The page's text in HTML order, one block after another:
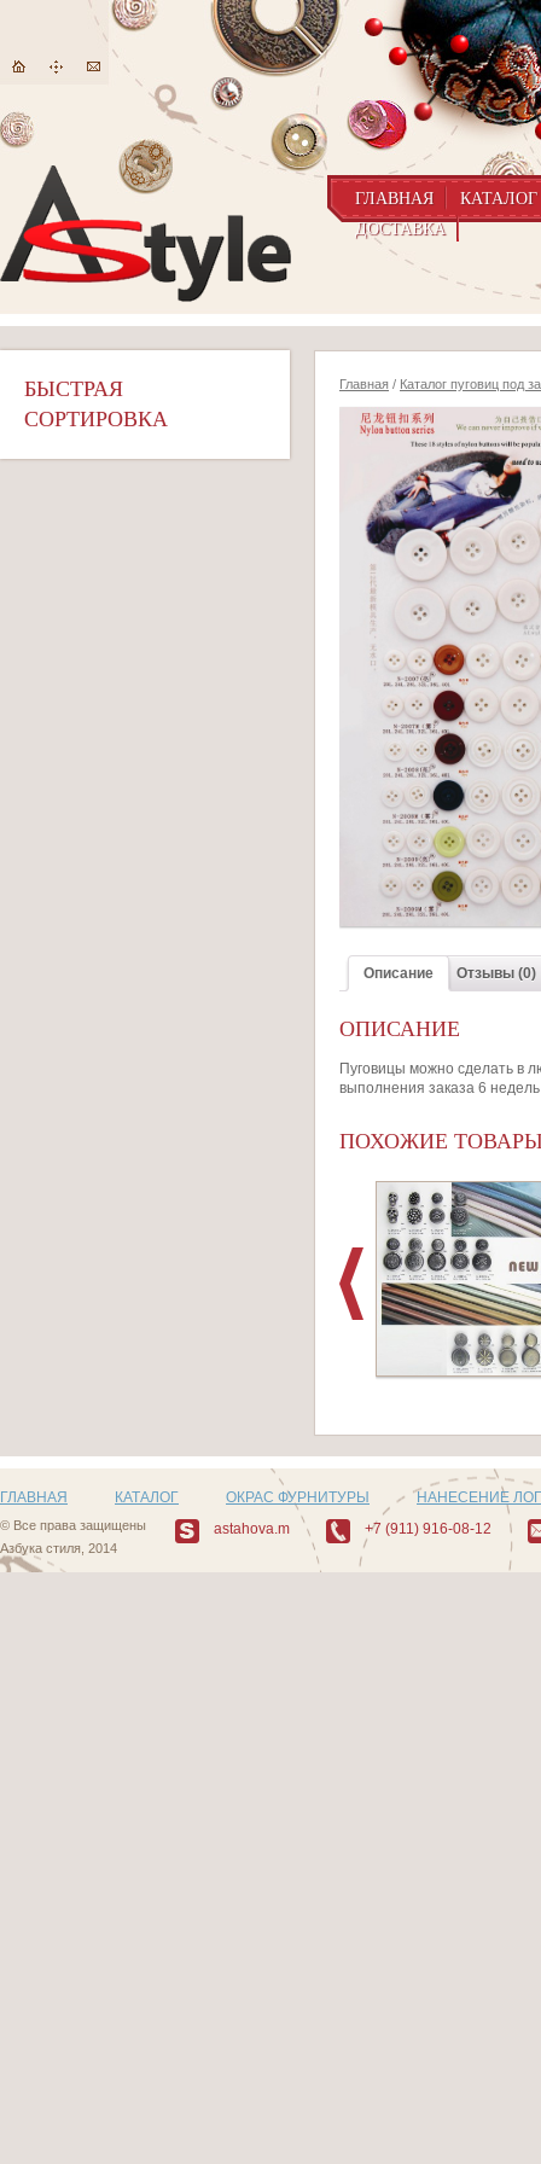
ГЛАВНАЯ
КАТАЛОГ
ДОСТАВКА
БЫСТРАЯ
СОРТИРОВКА
Главная / Каталог пуговиц под
Описание Отзывы (0)
ОПИСАНИЕ
Пуговицы можно сделать в
выполнения заказа 6
ПОХОЖИЕ
ГЛАВНАЯ КАТАЛОГ ОКРАС ФУРНИТУРЫ НАНЕСЕНИЕ
© Все права защищены
Азбука стиля, 2014
astahova.m +7 (911) 916-08-12